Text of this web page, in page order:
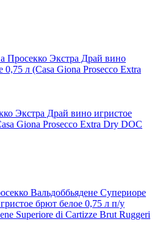
Экстра Драй вино игристое
Giona Prosecco Extra Dry DOC